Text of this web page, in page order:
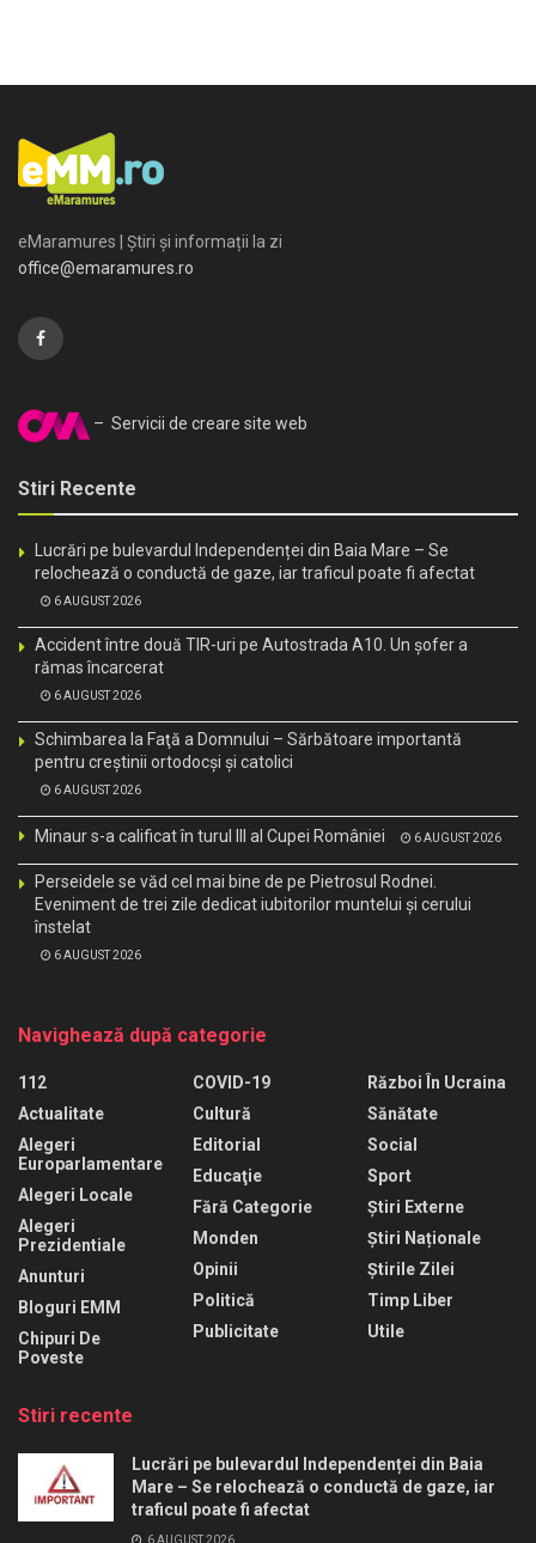
eMaramures | Știri și informații la zi
office@emaramures.ro
– Servicii de creare site web
Stiri Recente
Lucrări pe bulevardul Independenței din Baia Mare – Se
relochează o conductă de gaze, iar traficul poate fi afectat
6 AUGUST 2026
Accident între două TIR-uri pe Autostrada A10. Un șofer a
rămas încarcerat
6 AUGUST 2026
Schimbarea la Faţă a Domnului – Sărbătoare importantă
pentru creştinii ortodocşi şi catolici
6 AUGUST 2026
Minaur s-a calificat în turul III al Cupei României 6 AUGUST 2026
Perseidele se văd cel mai bine de pe Pietrosul Rodnei.
Eveniment de trei zile dedicat iubitorilor muntelui și cerului
înstelat
6 AUGUST 2026
Navighează după categorie
112
Actualitate
Alegeri
Europarlamentare
Alegeri Locale
Alegeri
Prezidentiale
Anunturi
Bloguri EMM
Chipuri De
Poveste
COVID-19
Cultură
Editorial
Educaţie
Fără Categorie
Monden
Opinii
Politică
Publicitate
Război În Ucraina
Sănătate
Social
Sport
Știri Externe
Știri Naționale
Știrile Zilei
Timp Liber
Utile
Stiri recente
Lucrări pe bulevardul Independenței din Baia
Mare – Se relochează o conductă de gaze, iar
traficul poate fi afectat
6 AUGUST 2026